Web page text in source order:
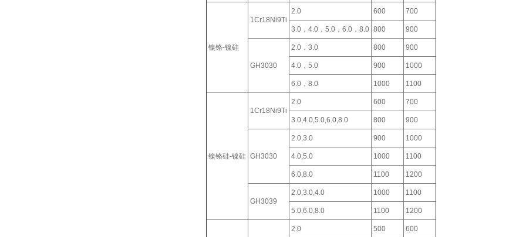
镍铬-镍硅
1Cr18Ni9Ti
2.0 600 700
3.0，4.0，5.0，6.0，8.0 800 900
GH3030
2.0，3.0 800 900
4.0，5.0 900 1000
6.0，8.0 1000 1100
镍铬硅-镍硅
1Cr18Ni9Ti
2.0 600 700
3.0,4.0,5.0,6.0,8.0 800 900
GH3030
2.0,3.0 900 1000
4.0,5.0 1000 1100
6.0,8.0 1100 1200
GH3039
2.0,3.0,4.0 1000 1100
5.0,6.0,8.0 1100 1200
2.0 500 600